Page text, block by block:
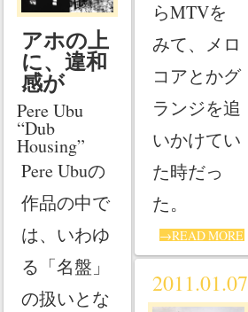
らMTVを
みて、メロ
コアとかグ
ランジを追
いかけてい
た時だっ
た。
→READ MORE
アホの上
に、違和
感が
Pere Ubu
“Dub
Housing”
Pere Ubuの
作品の中で
は、いわゆ
る「名盤」
の扱いとな
2011.01.07